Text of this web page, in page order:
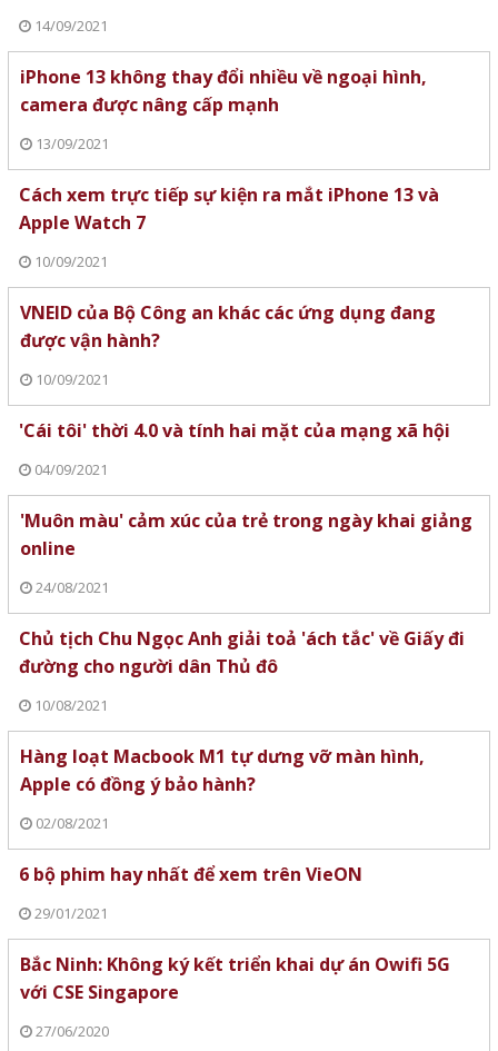
14/09/2021
iPhone 13 không thay đổi nhiều về ngoại hình,
camera được nâng cấp mạnh
13/09/2021
Cách xem trực tiếp sự kiện ra mắt iPhone 13 và
Apple Watch 7
10/09/2021
VNEID của Bộ Công an khác các ứng dụng đang
được vận hành?
10/09/2021
'Cái tôi' thời 4.0 và tính hai mặt của mạng xã hội
04/09/2021
'Muôn màu' cảm xúc của trẻ trong ngày khai giảng
online
24/08/2021
Chủ tịch Chu Ngọc Anh giải toả 'ách tắc' về Giấy đi
đường cho người dân Thủ đô
10/08/2021
Hàng loạt Macbook M1 tự dưng vỡ màn hình,
Apple có đồng ý bảo hành?
02/08/2021
6 bộ phim hay nhất để xem trên VieON
29/01/2021
Bắc Ninh: Không ký kết triển khai dự án Owifi 5G
với CSE Singapore
27/06/2020